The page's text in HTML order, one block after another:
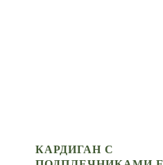
КАРДИГАН С